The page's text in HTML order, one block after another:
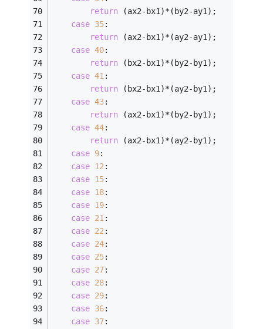
return (ax2-bx1)*(by2-ay1);
case 35:
return (ax2-bx1)*(ay2-ay1);
case 40:
return (bx2-bx1)*(by2-by1);
case 41:
return (bx2-bx1)*(ay2-by1);
case 43:
return (ax2-bx1)*(by2-by1);
case 44:
return (ax2-bx1)*(ay2-by1);
case 9:
case 12:
case 15:
case 18:
case 19:
case 21:
case 22:
case 24:
case 25:
case 27:
case 28:
case 29:
case 36:
case 37: